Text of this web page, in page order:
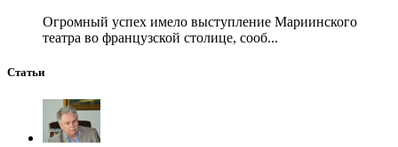
Огромный успех имело выступление Мариинского
театра во французской столице, сооб...
Статьи